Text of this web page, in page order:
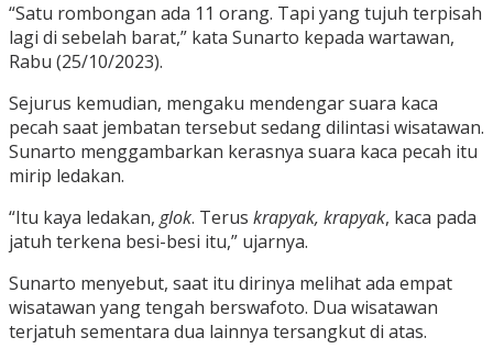
“Satu rombongan ada 11 orang. Tapi yang tujuh terpisah
lagi di sebelah barat,” kata Sunarto kepada wartawan,
Rabu (25/10/2023).
Sejurus kemudian, mengaku mendengar suara kaca
pecah saat jembatan tersebut sedang dilintasi wisatawan.
Sunarto menggambarkan kerasnya suara kaca pecah itu
mirip ledakan.
“Itu kaya ledakan, glok. Terus krapyak, krapyak, kaca pada
jatuh terkena besi-besi itu,” ujarnya.
Sunarto menyebut, saat itu dirinya melihat ada empat
wisatawan yang tengah berswafoto. Dua wisatawan
terjatuh sementara dua lainnya tersangkut di atas.